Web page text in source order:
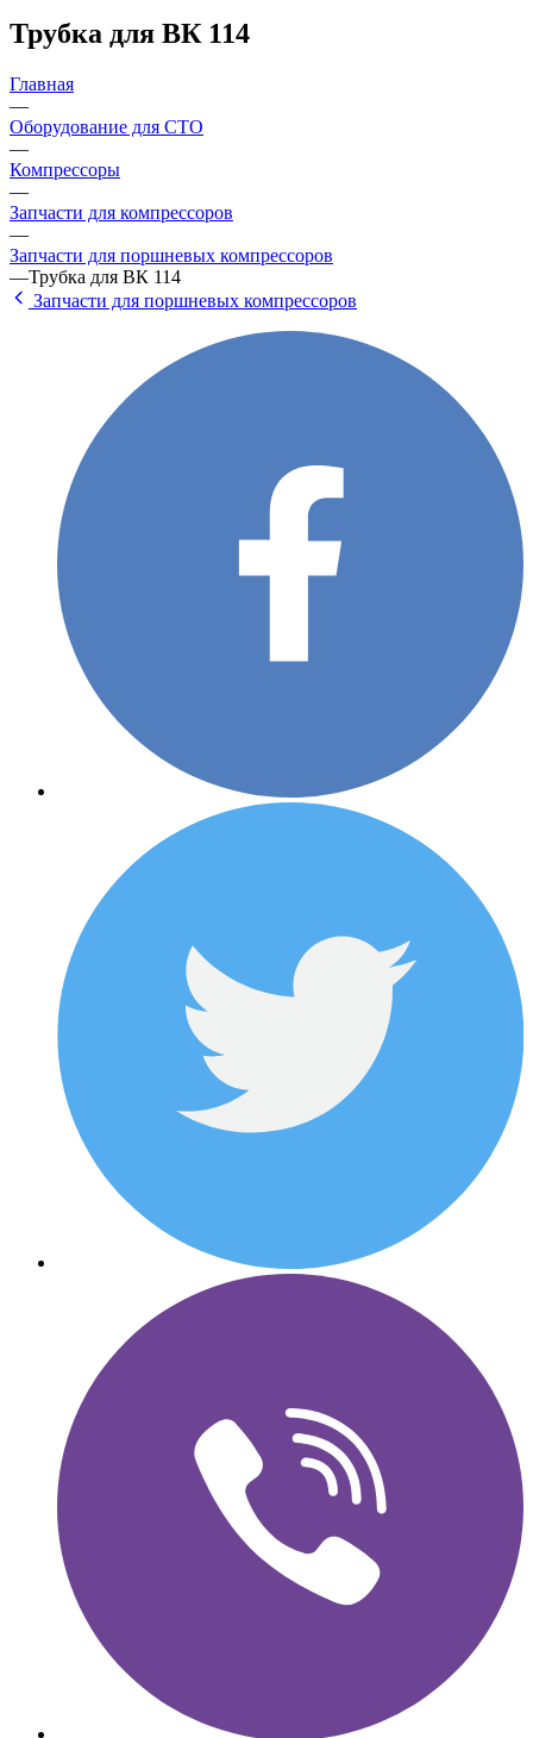
Трубка для BК 114
Главная
—
Оборудование для СТО
—
Компрессоры
—
Запчасти для компрессоров
—
Запчасти для поршневых компрессоров
—Трубка для BК 114
Запчасти для поршневых компрессоров